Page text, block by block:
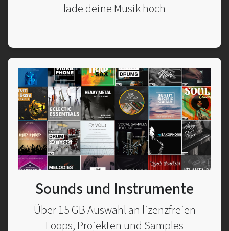
lade deine Musik hoch
Sounds und Instrumente
Über 15 GB Auswahl an lizenzfreien
Loops, Projekten und Samples